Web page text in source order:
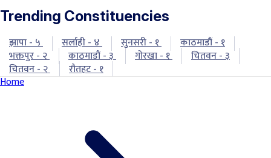
Trending Constituencies
झापा - ५ सर्लाही - ४ सुनसरी - १
काठमाडौं - १
भक्तपुर - २
काठमाडौं - ३ गोरखा - १
चितवन - ३
चितवन - २
रौतहट - १
Home